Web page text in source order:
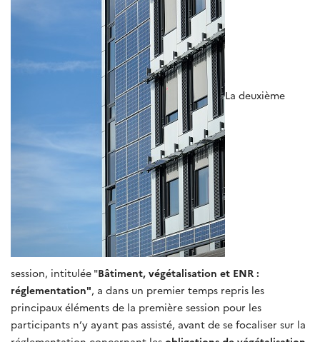
La deuxième
session, intitulée "Bâtiment, végétalisation et ENR :
réglementation", a dans un premier temps repris les
principaux éléments de la première session pour les
participants n’y ayant pas assisté, avant de se focaliser sur la